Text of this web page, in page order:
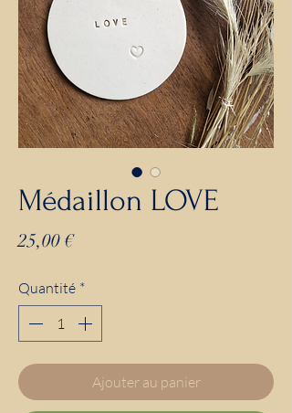
Médaillon LOVE
25,00 €Prix
Quantité *
Ajouter au panier